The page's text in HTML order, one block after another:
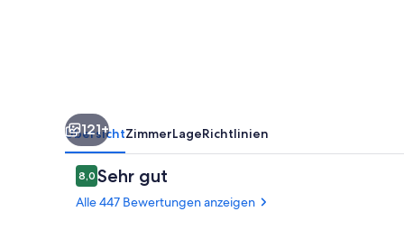
121+
ÜbersichtZimmerLageRichtlinien
Bewertungen
8,08,0 von 10.
Sehr gut
Alle 447 Bewertungen anzeigen